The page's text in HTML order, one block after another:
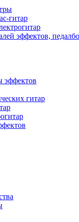
гитар
эффектов,
эффектов
гитар